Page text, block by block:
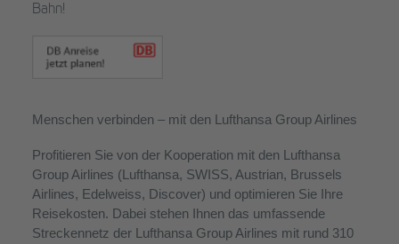
Bahn!
Menschen verbinden – mit den Lufthansa Group Airlines
Profitieren Sie von der Kooperation mit den Lufthansa
Group Airlines (Lufthansa, SWISS, Austrian, Brussels
Airlines, Edelweiss, Discover) und optimieren Sie Ihre
Reisekosten. Dabei stehen Ihnen das umfassende
Streckennetz der Lufthansa Group Airlines mit rund 310